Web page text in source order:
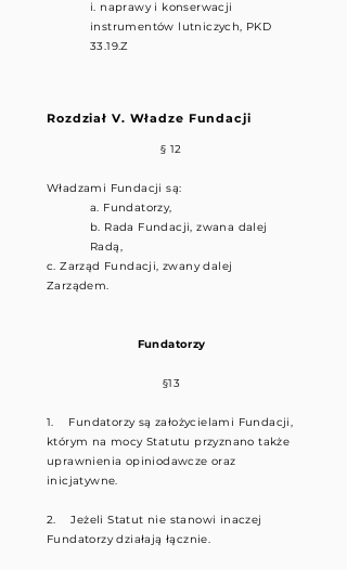
i. naprawy i konserwacji
instrumentów lutniczych, PKD
33.19.Z
Rozdział V. Władze Fundacji
§ 12
Władzami Fundacji są:
a. Fundatorzy,
b. Rada Fundacji, zwana dalej
Radą,
c. Zarząd Fundacji, zwany dalej
Zarządem.
Fundatorzy
§13
1. Fundatorzy są założycielami Fundacji,
którym na mocy Statutu przyznano także
uprawnienia opiniodawcze oraz
inicjatywne.
2. Jeżeli Statut nie stanowi inaczej
Fundatorzy działają łącznie.